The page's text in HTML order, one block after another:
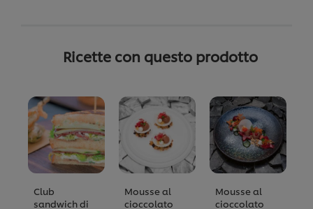
Ricette con questo prodotto
Club
sandwich di
Mousse al
cioccolato
Mousse al
cioccolato